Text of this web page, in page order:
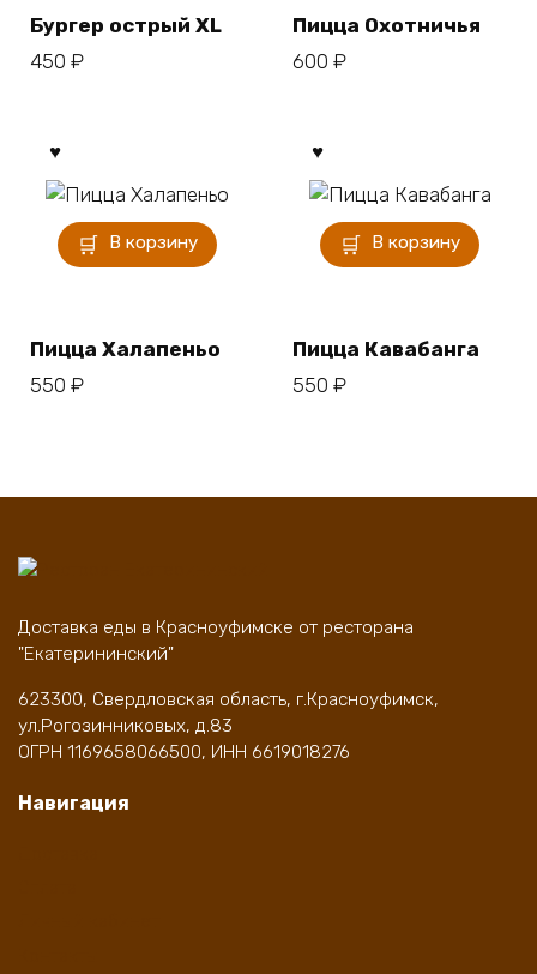
Бургер острый XL
450 ₽
Пицца Охотничья
600 ₽
В корзину
Пицца Халапеньо
550 ₽
В корзину
Пицца Кавабанга
550 ₽
Доставка еды в Красноуфимске от ресторана
"Екатерининский"
623300, Свердловская область, г.Красноуфимск,
ул.Рогозинниковых, д.83
ОГРН 1169658066500, ИНН 6619018276
Навигация